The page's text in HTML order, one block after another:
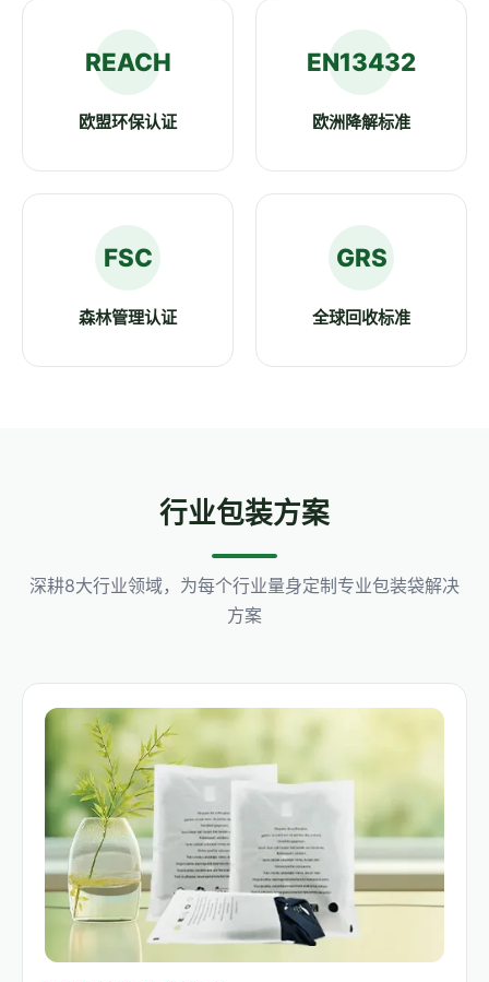
REACH
欧盟环保认证
EN13432
欧洲降解标准
FSC
森林管理认证
GRS
全球回收标准
行业包装方案
深耕8大行业领域，为每个行业量身定制专业包装袋解决
方案